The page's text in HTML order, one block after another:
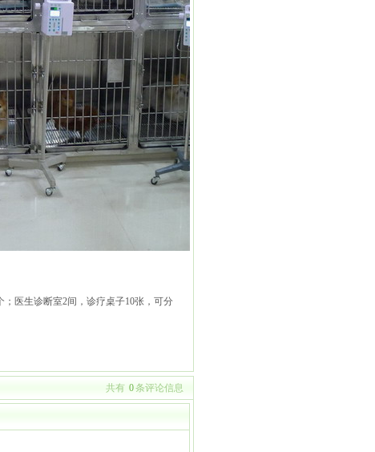
医生诊断室2间，诊疗桌子10张，可分
共有 0条评论信息